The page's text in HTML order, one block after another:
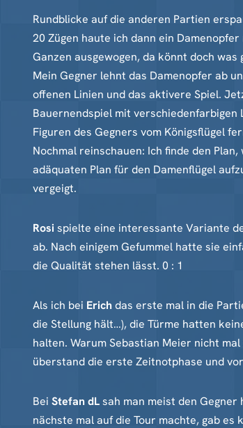
Rundblicke auf die anderen Partien
20 Zügen haute ich dann ein
Ganzen ausgewogen, da könnt doch was
Mein Gegner lehnt das Damenopfer ab
offenen Linien und das aktivere Spiel.
Bauernendspiel mit verschiedenfarbigen
Figuren des Gegners vom Königsflügel
Nochmal reinschauen: Ich finde den
adäquaten Plan für den Damenflügel
vergeigt.
Rosi spielte eine interessante Variante
ab. Nach einigem Gefummel hatte sie
die Qualität stehen lässt. 0 : 1
Als ich bei Erichdas erste mal in die
die Stellung hält…), die Türme hatten
halten. Warum Sebastian Meier nicht
überstand die erste Zeitnotphase und
Bei Stefan dLsah man meist den
nächste mal auf die Tour machte, gab